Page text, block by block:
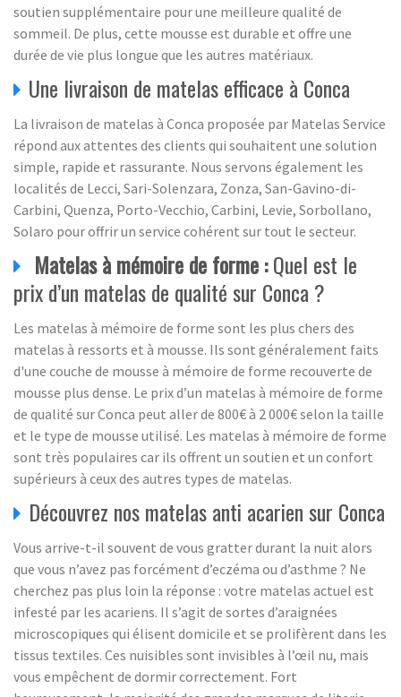
soutien supplémentaire pour une meilleure qualité de
sommeil. De plus, cette mousse est durable et offre une
durée de vie plus longue que les autres matériaux.
Une livraison de matelas efficace à Conca
La livraison de matelas à Conca proposée par Matelas Service
répond aux attentes des clients qui souhaitent une solution
simple, rapide et rassurante. Nous servons également les
localités de Lecci, Sari-Solenzara, Zonza, San-Gavino-di-
Carbini, Quenza, Porto-Vecchio, Carbini, Levie, Sorbollano,
Solaro pour offrir un service cohérent sur tout le secteur.
Matelas à mémoire de forme :Quel est le
prix d’un matelas de qualité sur Conca ?
Les matelas à mémoire de forme sont les plus chers des
matelas à ressorts et à mousse. Ils sont généralement faits
d'une couche de mousse à mémoire de forme recouverte de
mousse plus dense. Le prix d’un matelas à mémoire de forme
de qualité sur Conca peut aller de 800€ à 2 000€ selon la taille
et le type de mousse utilisé. Les matelas à mémoire de forme
sont très populaires car ils offrent un soutien et un confort
supérieurs à ceux des autres types de matelas.
Découvrez nos matelas anti acarien sur Conca
Vous arrive-t-il souvent de vous gratter durant la nuit alors
que vous n’avez pas forcément d’eczéma ou d’asthme ? Ne
cherchez pas plus loin la réponse : votre matelas actuel est
infesté par les acariens. Il s’agit de sortes d’araignées
microscopiques qui élisent domicile et se prolifèrent dans les
tissus textiles. Ces nuisibles sont invisibles à l’œil nu, mais
vous empêchent de dormir correctement. Fort